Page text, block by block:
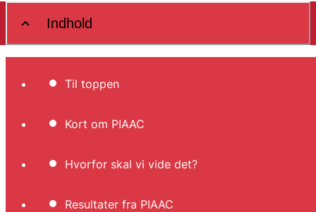
Indhold
Til toppen
Kort om PIAAC
Hvorfor skal vi vide det?
Resultater fra PIAAC